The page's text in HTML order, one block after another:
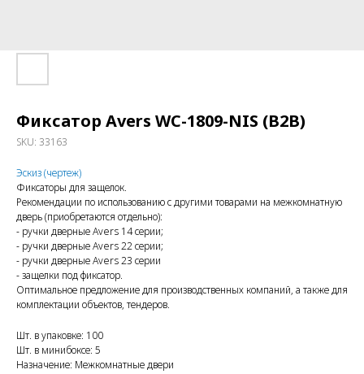
Фиксатор Avers WC-1809-NIS (B2B)
SKU: 33163
Эскиз (чертеж)
Фиксаторы для защелок.
Рекомендации по использованию с другими товарами на межкомнатную
дверь (приобретаются отдельно):
- ручки дверные Avers 14 серии;
- ручки дверные Avers 22 серии;
- ручки дверные Avers 23 серии
- защелки под фиксатор.
Оптимальное предложение для производственных компаний, а также для
комплектации объектов, тендеров.
Шт. в упаковке: 100
Шт. в минибоксе: 5
Назначение: Межкомнатные двери